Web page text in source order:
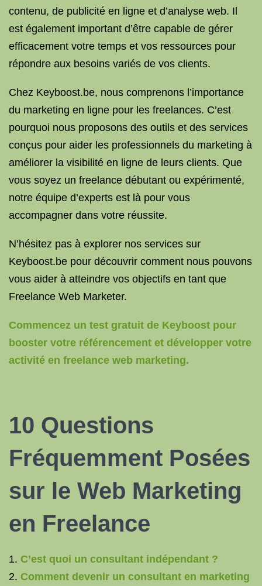
contenu, de publicité en ligne et d’analyse web. Il
est également important d’être capable de gérer
efficacement votre temps et vos ressources pour
répondre aux besoins variés de vos clients.
Chez Keyboost.be, nous comprenons l’importance
du marketing en ligne pour les freelances. C’est
pourquoi nous proposons des outils et des services
conçus pour aider les professionnels du marketing à
améliorer la visibilité en ligne de leurs clients. Que
vous soyez un freelance débutant ou expérimenté,
notre équipe d’experts est là pour vous
accompagner dans votre réussite.
N’hésitez pas à explorer nos services sur
Keyboost.be pour découvrir comment nous pouvons
vous aider à atteindre vos objectifs en tant que
Freelance Web Marketer.
Commencez un test gratuit de Keyboost pour
booster votre référencement et développer votre
activité en freelance web marketing.
10 Questions
Fréquemment Posées
sur le Web Marketing
en Freelance
C’est quoi un consultant indépendant ?
Comment devenir un consultant en marketing